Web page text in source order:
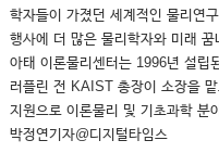
학자들이 가졌던 세계적인 물리연
행사에 더 많은 물리학자와 미래
아태 이론물리센터는 1996년 설립
러플린 전 KAIST 총장이 소장을
지원으로 이론물리 및 기초과학 분
박정연기자@디지털타임스